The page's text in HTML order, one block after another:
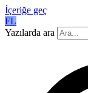
İçeriğe geç
FL
Yazılarda ara